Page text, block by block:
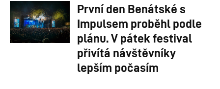
První den Benátské s
Impulsem proběhl podle
plánu. V pátek festival
přivítá návštěvníky
lepším počasím